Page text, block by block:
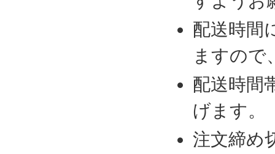
配送時間
ますので
配送時間
げます。
注文締め